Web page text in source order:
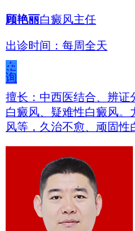
顾艳丽白癜风主任
出诊时间：每周全天
在
线
咨
询
擅长：中西医结合、辨证
白癜风、疑难性白癜风。
风等，久治不愈、顽固